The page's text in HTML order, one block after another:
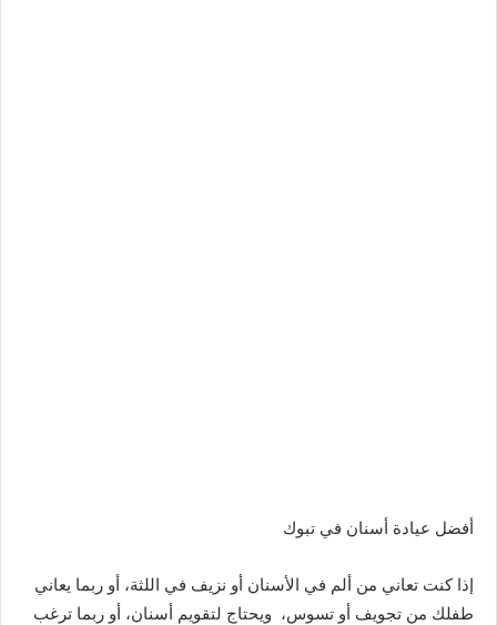
أفضل عيادة أسنان في تبوك
إذا كنت تعاني من ألم في الأسنان أو نزيف في اللثة، أو ربما يعاني
طفلك من تجويف أو تسوس، ويحتاج لتقويم أسنان، أو ربما ترغب